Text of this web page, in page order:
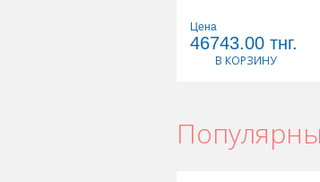
Цена
46743.00 тнг.
В КОРЗИНУ